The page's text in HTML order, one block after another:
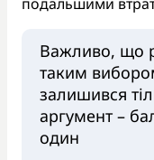
Важливо, що
таким
залишився
аргумент –
один